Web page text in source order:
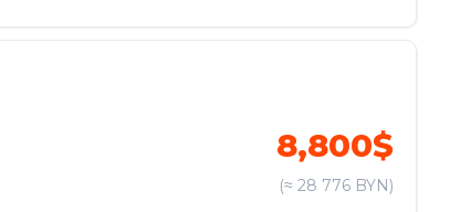
8,800$
(≈ 28 776 BYN)